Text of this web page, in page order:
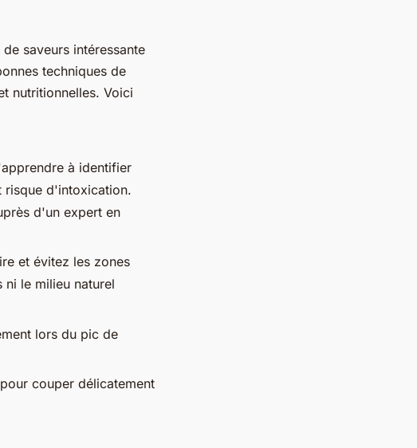
saveurs intéressante
techniques de
nutritionnelles. Voici
à identifier
risque d'intoxication.
d'un expert en
et évitez les zones
ni le milieu naturel
lors du pic de
couper délicatement